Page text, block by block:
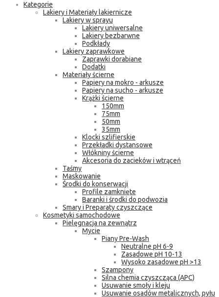
Kategorie
Lakiery i Materiały lakiernicze
Lakiery w sprayu
Lakiery uniwersalne
Lakiery bezbarwne
Podkłady
Lakiery zaprawkowe
Zaprawki dorabiane
Dodatki
Materiały ścierne
Papiery na mokro - arkusze
Papiery na sucho - arkusze
Krążki ścierne
150mm
75mm
50mm
35mm
Klocki szlifierskie
Przekładki dystansowe
Włókniny ścierne
Akcesoria do zacieków i wtrąceń
Taśmy
Maskowanie
Środki do konserwacji
Profile zamknięte
Baranki i środki do podwozia
Smary i Preparaty czyszczące
Kosmetyki samochodowe
Pielęgnacja na zewnątrz
Mycie
Piany Pre-Wash
Neutralne pH 6-9
Zasadowe pH 10-13
Wysoko zasadowe pH >13
Szampony
Silna chemia czyszcząca (APC)
Usuwanie smoły i kleju
Usuwanie osadów metalicznych, pyłu